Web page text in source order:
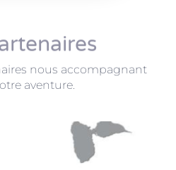
nous accompagnant
aventure.